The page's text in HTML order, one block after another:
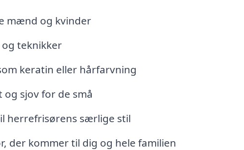
mænd og kvinder
teknikker
keratin eller hårfarvning
sjov for de små
herrefrisørens særlige stil
der kommer til dig og hele familien